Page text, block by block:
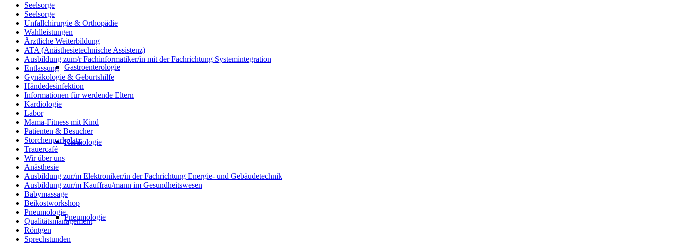
Gastroenterologie
Kardiologie
Pneumologie
Seelsorge
Seelsorge
Unfallchirurgie & Orthopädie
Wahlleistungen
Ärztliche Weiterbildung
ATA (Anästhesietechnische Assistenz)
Ausbildung zum/r Fachinformatiker/in mit der Fachrichtung Systemintegration
Entlassung
Gynäkologie & Geburtshilfe
Händedesinfektion
Informationen für werdende Eltern
Kardiologie
Labor
Mama-Fitness mit Kind
Patienten & Besucher
Storchenparkplatz
Trauercafé
Wir über uns
Anästhesie
Ausbildung zur/m Elektroniker/in der Fachrichtung Energie- und Gebäudetechnik
Ausbildung zur/m Kauffrau/mann im Gesundheitswesen
Babymassage
Beikostworkshop
Pneumologie
Qualitätsmanagement
Röntgen
Sprechstunden